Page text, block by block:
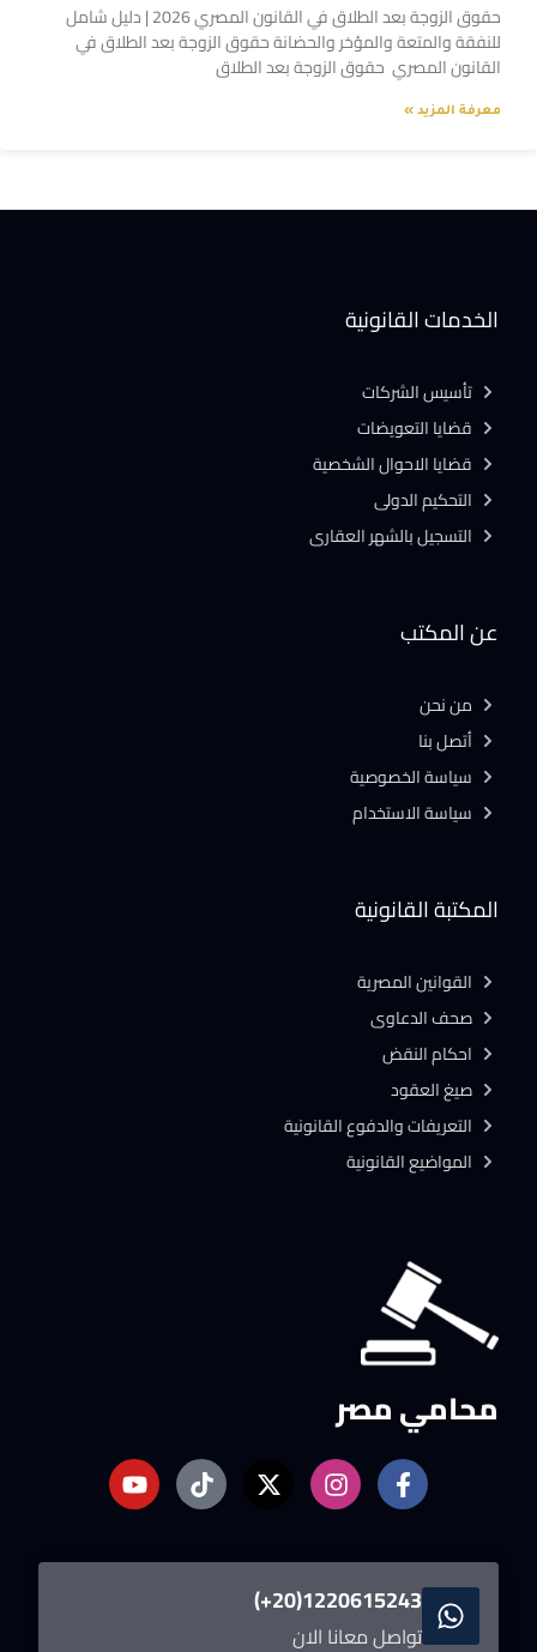
حقوق الزوجة بعد الطلاق في القانون المصري 2026 | دليل شامل
للنفقة والمتعة والمؤخر والحضانة حقوق الزوجة بعد الطلاق في
القانون المصري حقوق الزوجة بعد الطلاق
معرفة المزيد »
محامي مصر
1220615243(20+)
تواصل معانا الان
المكتبة القانونية
القوانين المصرية
صحف الدعاوى
احكام النقض
صيغ العقود
التعريفات والدفوع القانونية
المواضيع القانونية
عن المكتب
من نحن
أتصل بنا
سياسة الخصوصية
سياسة الاستخدام
الخدمات القانونية
تأسيس الشركات
قضايا التعويضات
قضايا الاحوال الشخصية
التحكيم الدولى
التسجيل بالشهر العقارى